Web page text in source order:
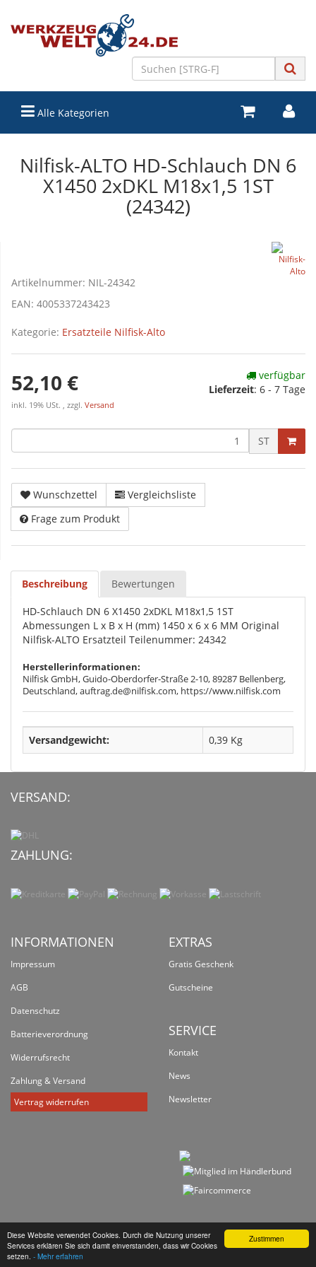
Zustimmen
Diese Website verwendet Cookies. Durch die Nutzung unserer
Services erklären Sie sich damit einverstanden, dass wir Cookies
setzen. - Mehr erfahren
Alle Kategorien
Nilfisk-ALTO HD-Schlauch DN 6
X1450 2xDKL M18x1,5 1ST
(24342)
Artikelnummer: NIL-24342
EAN: 4005337243423
Kategorie: Ersatzteile Nilfisk-Alto
52,10 €
inkl. 19% USt. , zzgl. Versand
verfügbar
Lieferzeit: 6 - 7 Tage
ST
Wunschzettel
Vergleichsliste
Frage zum Produkt
Beschreibung Bewertungen
HD-Schlauch DN 6 X1450 2xDKL M18x1,5 1ST
Abmessungen L x B x H (mm) 1450 x 6 x 6 MM Original
Nilfisk-ALTO Ersatzteil Teilenummer: 24342
Herstellerinformationen:
Nilfisk GmbH, Guido-Oberdorfer-Straße 2-10, 89287 Bellenberg,
Deutschland, auftrag.de@nilfisk.com, https://www.nilfisk.com
Versandgewicht: 0,39 Kg
VERSAND:
ZAHLUNG:
INFORMATIONEN
Impressum
AGB
Datenschutz
Batterieverordnung
Widerrufsrecht
Zahlung & Versand
Vertrag widerrufen
EXTRAS
Gratis Geschenk
Gutscheine
SERVICE
Kontakt
News
Newsletter
*Alle Preise inkl. gesetzlicher USt., zzgl.